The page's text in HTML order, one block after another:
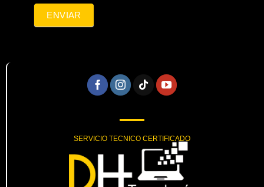
ENVIAR
SERVICIO TECNICO CERTIFICADO